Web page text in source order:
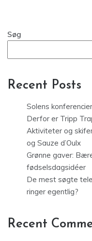
Søg
Recent Posts
Solens
Derfor er Tripp
Aktiviteter og
og Sauze d’Oulx
Grønne gaver:
fødselsdagsidéer
De mest søgte
ringer egentlig?
Recent